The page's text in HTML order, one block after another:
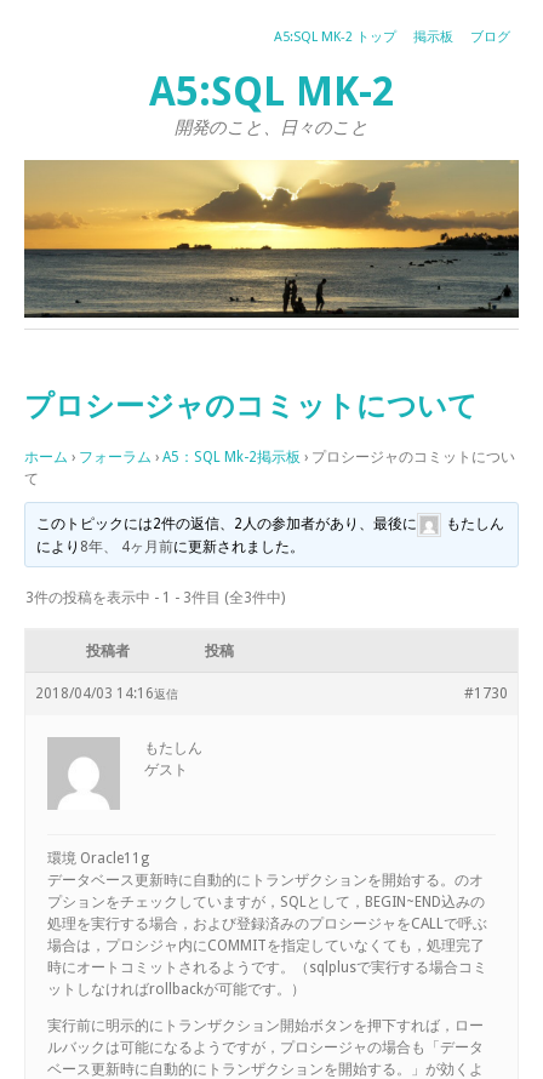
A5:SQL MK-2 トップ 掲示板 ブログ
A5:SQL MK-2
開発のこと、日々のこと
プロシージャのコミットについて
ホーム › フォーラム › A5：SQL Mk-2掲示板 › プロシージャのコミットについ
て
このトピックには2件の返信、2人の参加者があり、最後に
もたしん
により 8年、 4ヶ月前に更新されました。
3件の投稿を表示中 - 1 - 3件目 (全3件中)
投稿者 投稿
2018/04/03 14:16 #1730
返信
もたしん
ゲスト
環境 Oracle11g
データベース更新時に自動的にトランザクションを開始する。のオ
プションをチェックしていますが，SQLとして，BEGIN~END込みの
処理を実行する場合，および登録済みのプロシージャをCALLで呼ぶ
場合は，プロシジャ内にCOMMITを指定していなくても，処理完了
時にオートコミットされるようです。（sqlplusで実行する場合コミ
ットしなければrollbackが可能です。）
実行前に明示的にトランザクション開始ボタンを押下すれば，ロー
ルバックは可能になるようですが，プロシージャの場合も「データ
ベース更新時に自動的にトランザクションを開始する。」が効くよ